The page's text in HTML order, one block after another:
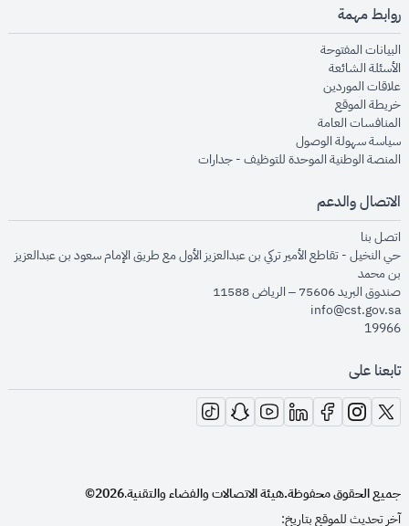
روابط مهمة
البيانات المفتوحةopens in new window
الأسئلة الشائعةopens in new window
علاقات الموردينopens in new window
خريطة الموقعopens in new window
المنافسات العامةopens in new window
سياسة سهولة الوصولopens in new window
المنصة الوطنية الموحدة للتوظيف - جداراتopens in new window
الاتصال والدعم
اتصل بنا
حي النخيل - تقاطع الأمير تركي بن عبدالعزيز الأول مع طريق الإمام سعود بن عبدالعزيز
بن محمد
صندوق البريد 75606 – الرياض 11588
info@cst.gov.sa
19966
تابعنا على
opens in new window
opens in new window
opens in new window
opens in new window
opens in new window
opens in new window
opens in new window
جميع الحقوق محفوظة.هيئة الاتصالات والفضاء والتقنية.
2026©
آخر تحديث للموقع بتاريخ: